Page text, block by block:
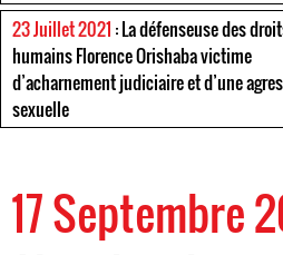
23 Juillet 2021 : La défenseuse des
humains Florence Orishaba victime
d’acharnement judiciaire et d’une
sexuelle
17 Septembre